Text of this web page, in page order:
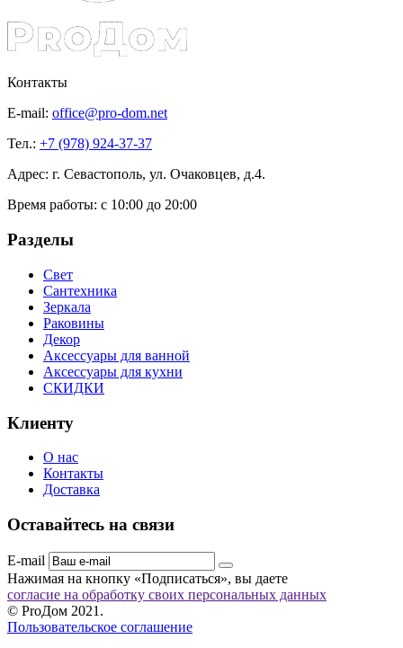
Контакты
E-mail: office@pro-dom.net
Тел.: +7 (978) 924-37-37
Адрес: г. Севастополь, ул. Очаковцев, д.4.
Время работы: с 10:00 до 20:00
Разделы
Свет
Сантехника
Зеркала
Раковины
Декор
Аксессуары для ванной
Аксессуары для кухни
СКИДКИ
Клиенту
О нас
Контакты
Доставка
Оставайтесь на связи
E-mail
Нажимая на кнопку «Подписаться», вы даете
согласие на обработку своих персональных данных
© ProДом 2021.
Пользовательское соглашение